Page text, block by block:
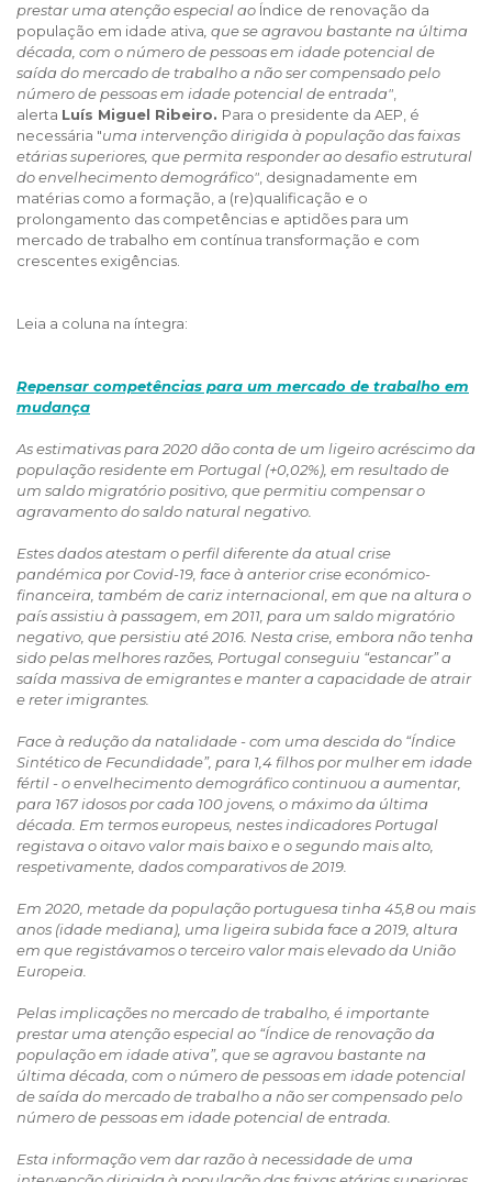
prestar uma atenção especial ao Índice de renovação da
população em idade ativa , que se agravou bastante na última
década, com o número de pessoas em idade potencial de
saída do mercado de trabalho a não ser compensado pelo
número de pessoas em idade potencial de entrada"
alerta Luís Miguel Ribeiro. Para o presidente da AEP, é
necessária "uma intervenção dirigida à população das faixas
etárias superiores, que permita responder ao desafio estrutural
do envelhecimento demográfico" , designadamente em
matérias como a formação, a (re)qualificação e o
prolongamento das competências e aptidões para um
mercado de trabalho em contínua transformação e com
crescentes exigências.
Leia a coluna na íntegra:
Repensar competências para um mercado de trabalho em
mudança
As estimativas para 2020 dão conta de um ligeiro acréscimo da
população residente em Portugal (+0,02%), em resultado de
um saldo migratório positivo, que permitiu compensar o
agravamento do saldo natural negativo.
Estes dados atestam o perfil diferente da atual crise
pandémica por Covid-19, face à anterior crise económico-
financeira, também de cariz internacional, em que na altura o
país assistiu à passagem, em 2011, para um saldo migratório
negativo, que persistiu até 2016. Nesta crise, embora não tenha
sido pelas melhores razões, Portugal conseguiu “estancar” a
saída massiva de emigrantes e manter a capacidade de atrair
e reter imigrantes.
Face à redução da natalidade - com uma descida do “Índice
Sintético de Fecundidade”, para 1,4 filhos por mulher em idade
fértil - o envelhecimento demográfico continuou a aumentar,
para 167 idosos por cada 100 jovens, o máximo da última
década. Em termos europeus, nestes indicadores Portugal
registava o oitavo valor mais baixo e o segundo mais alto,
respetivamente, dados comparativos de 2019.
Em 2020, metade da população portuguesa tinha 45,8 ou mais
anos (idade mediana), uma ligeira subida face a 2019, altura
em que registávamos o terceiro valor mais elevado da União
Europeia.
Pelas implicações no mercado de trabalho, é importante
prestar uma atenção especial ao “Índice de renovação da
população em idade ativa”, que se agravou bastante na
última década, com o número de pessoas em idade potencial
de saída do mercado de trabalho a não ser compensado pelo
número de pessoas em idade potencial de entrada.
Esta informação vem dar razão à necessidade de uma